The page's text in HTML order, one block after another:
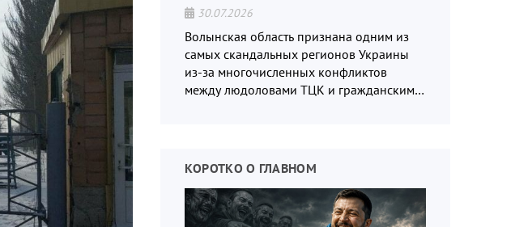
30.07.2026
Волынская область признана одним из
самых скандальных регионов Украины
из-за многочисленных конфликтов
между людоловами ТЦК и гражданским
КОРОТКО О ГЛАВНОМ